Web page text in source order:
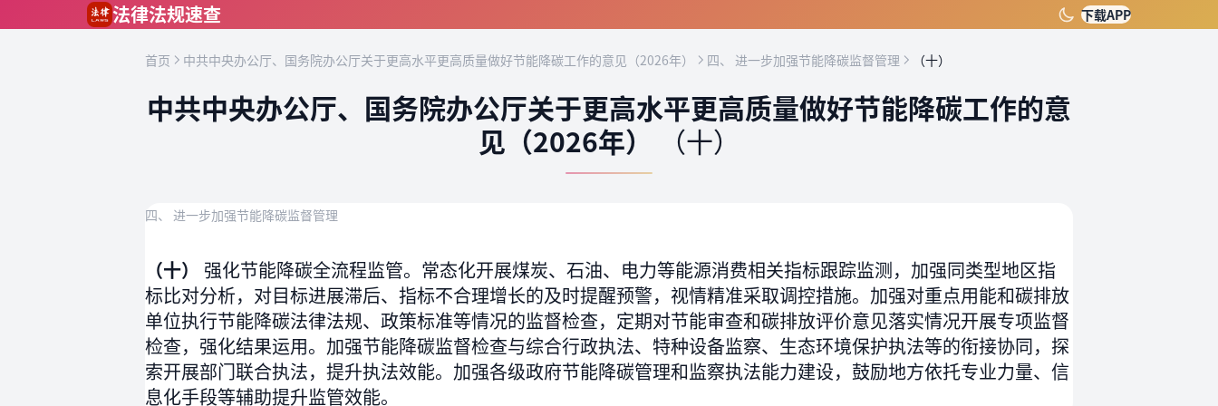
法律法规速查 下载APP
首页 中共中央办公厅、国务院办公厅关于更高水平更高质量做好节能降碳工作的意见（2026年） 四、 进一步加强节能降碳监督管理 （十）
中共中央办公厅、国务院办公厅关于更高水平更高质量做好节能降碳工作的意
见（2026年）
（十）
四、 进一步加强节能降碳监督管理
（十） 强化节能降碳全流程监管。常态化开展煤炭、石油、电力等能源消费相关指标跟踪监测，加强同类型地区指
标比对分析，对目标进展滞后、指标不合理增长的及时提醒预警，视情精准采取调控措施。加强对重点用能和碳排放
单位执行节能降碳法律法规、政策标准等情况的监督检查，定期对节能审查和碳排放评价意见落实情况开展专项监督
检查，强化结果运用。加强节能降碳监督检查与综合行政执法、特种设备监察、生态环境保护执法等的衔接协同，探
索开展部门联合执法，提升执法效能。加强各级政府节能降碳管理和监察执法能力建设，鼓励地方依托专业力量、信
息化手段等辅助提升监管效能。